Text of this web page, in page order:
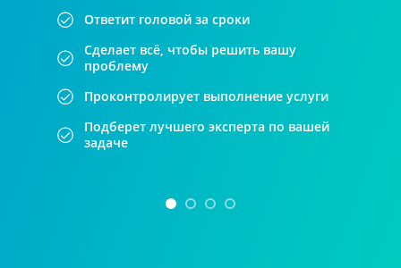
Ответит головой за сроки
Сделает всё, чтобы решить вашу
проблему
Проконтролирует выполнение услуги
Подберет лучшего эксперта по вашей
задаче